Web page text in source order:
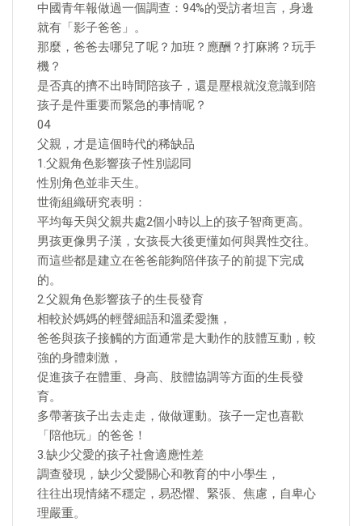
中國青年報做過一個調查：94%的受訪者坦言，身邊
就有「影子爸爸」。
那麼，爸爸去哪兒了呢？加班？應酬？打麻將？玩手
機？
是否真的擠不出時間陪孩子，還是壓根就沒意識到陪
孩子是件重要而緊急的事情呢？
04
父親，才是這個時代的稀缺品
1.父親角色影響孩子性別認同
性別角色並非天生。
世衛組織研究表明：
平均每天與父親共處2個小時以上的孩子智商更高。
男孩更像男子漢，女孩長大後更懂如何與異性交往。
而這些都是建立在爸爸能夠陪伴孩子的前提下完成
的。
2.父親角色影響孩子的生長發育
相較於媽媽的輕聲細語和溫柔愛撫，
爸爸與孩子接觸的方面通常是大動作的肢體互動，較
強的身體刺激，
促進孩子在體重、身高、肢體協調等方面的生長發
育。
多帶著孩子出去走走，做做運動。孩子一定也喜歡
「陪他玩」的爸爸！
3.缺少父愛的孩子社會適應性差
調查發現，缺少父愛關心和教育的中小學生，
往往出現情緒不穩定，易恐懼、緊張、焦慮，自卑心
理嚴重。